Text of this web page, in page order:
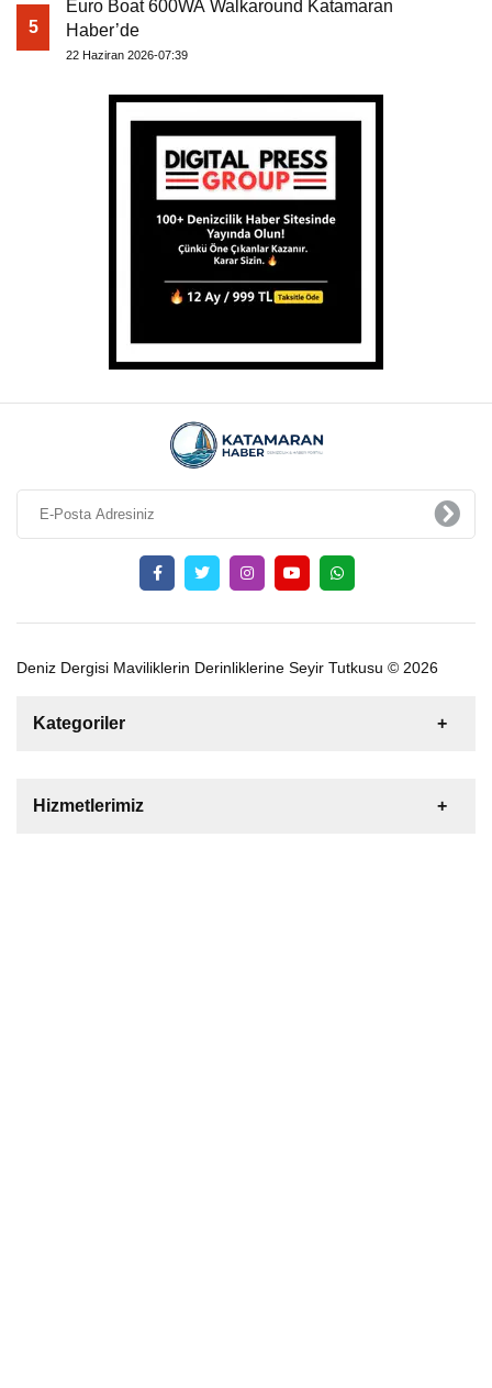
5
Euro Boat 600WA Walkaround Katamaran
Haber’de
22 Haziran 2026-07:39
Deniz Dergisi Maviliklerin Derinliklerine Seyir Tutkusu © 2026
Kategoriler
Tekne
Hizmetlerimiz